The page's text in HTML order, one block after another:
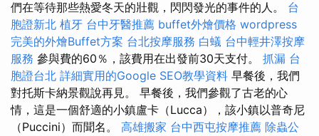
們在等待那些熱愛冬天的壯觀，閃閃發光的事件的人。 台
胞證新北 植牙 台中牙醫推薦 buffet外燴價格 wordpress
完美的外燴Buffet方案 台北按摩服務 白蟻 台中輕井澤按摩
服務 參與費的60％，該費用在出發前30天支付。 抓漏 台
胞證台北 詳細實用的Google SEO教學資料 早餐後，我們
對托斯卡納景觀說再見。 早餐後，我們參觀了古老的心
情，這是一個舒適的小鎮盧卡（Lucca），該小鎮以普奇尼
（Puccini）而聞名。 高雄搬家 台中西屯按摩推薦 除蟲公